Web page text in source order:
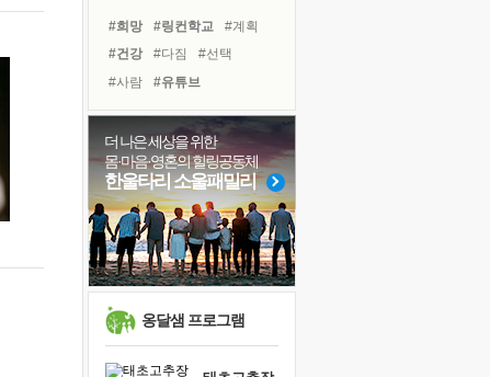
'말 타는 법'을 먼저
아픈 아버지를 위한 공간 설계
졸업식 사진을 보며
극심한 변비, 어깨결림, 수면 장애
보고 싶은 어머니
마음이 멈춰 버린 곳
유년 시절의 부산 영도 바다
못된 꼰대들
희망이란
귀를 열고 마음을 내어주고
#희망 #링컨학교
#계획
#건강
#다짐
#선택
#사람
#유튜브
#힐링
#독서 #명상
#삶
#도움
#비전캠프
#나눔
#면역력
#친구
#위기
#극복
#리더
#아이들
#경험
더 나은 세상을 위한
몸·마음·영혼의 힐링공동체
한울타리 소울패밀리
옹달샘 프로그램